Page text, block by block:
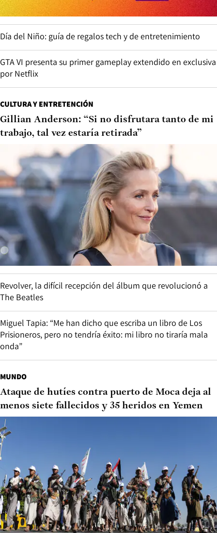
Día del Niño: guía de regalos tech y de entretenimiento
GTA VI presenta su primer gameplay extendido en exclusiva
por Netflix
CULTURA Y ENTRETENCIÓN
Gillian Anderson: “Si no disfrutara tanto de mi
trabajo, tal vez estaría retirada”
Revolver, la difícil recepción del álbum que revolucionó a
The Beatles
Miguel Tapia: “Me han dicho que escriba un libro de Los
Prisioneros, pero no tendría éxito: mi libro no tiraría mala
onda”
MUNDO
Ataque de hutíes contra puerto de Moca deja al
menos siete fallecidos y 35 heridos en Yemen